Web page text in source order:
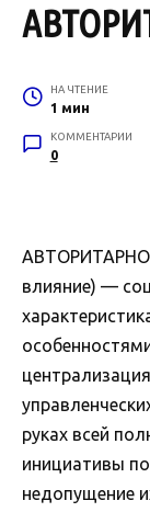
НА ЧТЕНИЕ
1 мин
КОММЕНТАРИИ
0
влияние) —
руках всей
инициативы
недопущение